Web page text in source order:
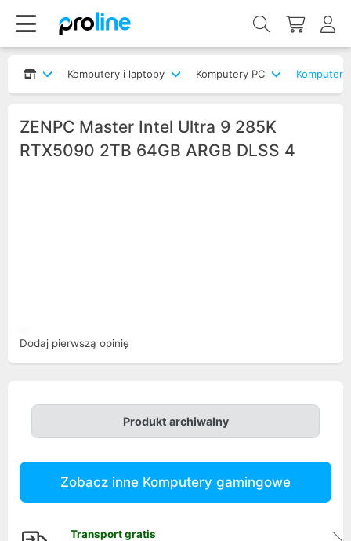
Komputery i laptopy Komputery PC
ZENPC Master Intel Ultra 9 285K
RTX5090 2TB 64GB ARGB DLSS 4
Dodaj pierwszą opinię
Produkt archiwalny
Zobacz inne Komputery gamingowe
Transport gratis